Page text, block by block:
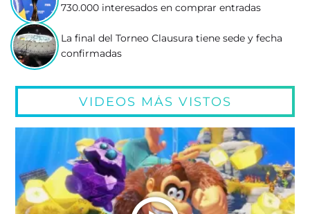
730.000 interesados en comprar entradas
La final del Torneo Clausura tiene sede y fecha
confirmadas
VIDEOS MÁS VISTOS